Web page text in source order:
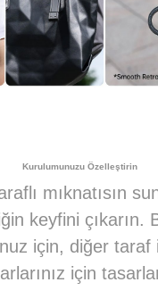
Kurulumunuzu Özelleştirin
mıknatısın
keyfini çıkarın.
için, diğer taraf
için